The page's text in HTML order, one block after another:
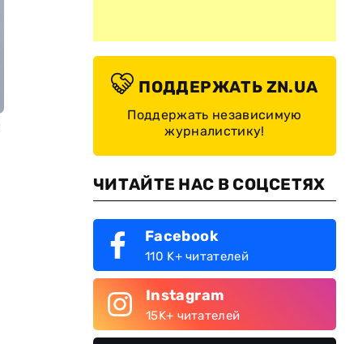
ПОДДЕРЖАТЬ ZN.UA
Поддержать независимую
журналистику!
ЧИТАЙТЕ НАС В СОЦСЕТЯХ
Facebook
110 K+ читателей
Instagram
15K+ читателей